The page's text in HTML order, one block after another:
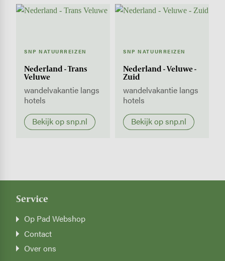
SNP NATUURREIZEN
Nederland - Trans
Veluwe
wandelvakantie langs
hotels
Bekijk op snp.nl
SNP NATUURREIZEN
Nederland - Veluwe -
Zuid
wandelvakantie langs
hotels
Bekijk op snp.nl
Service
Op Pad Webshop
Contact
Over ons